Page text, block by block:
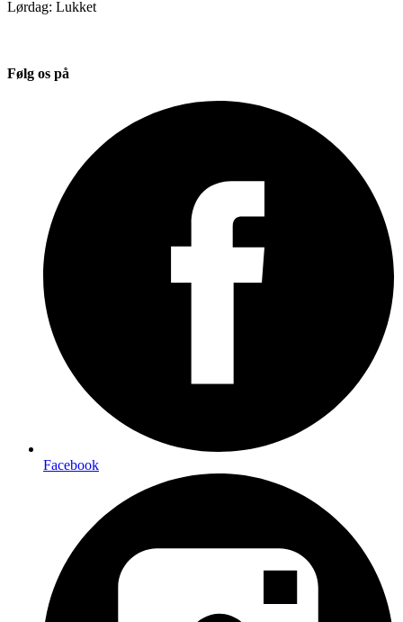
Lørdag: Lukket
Følg os på
Facebook